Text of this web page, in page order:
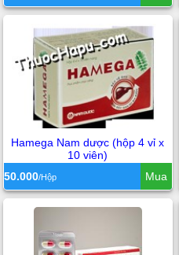
Hamega Nam dược (hộp 4 vỉ x
10 viên)
50.000/Hộp Mua